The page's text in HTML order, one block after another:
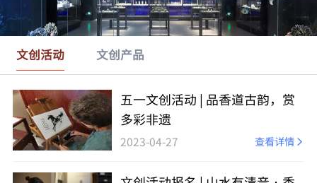
文创活动 文创产品
五一文创活动 | 品香道古韵，赏
多彩非遗
2023-04-27 查看详情